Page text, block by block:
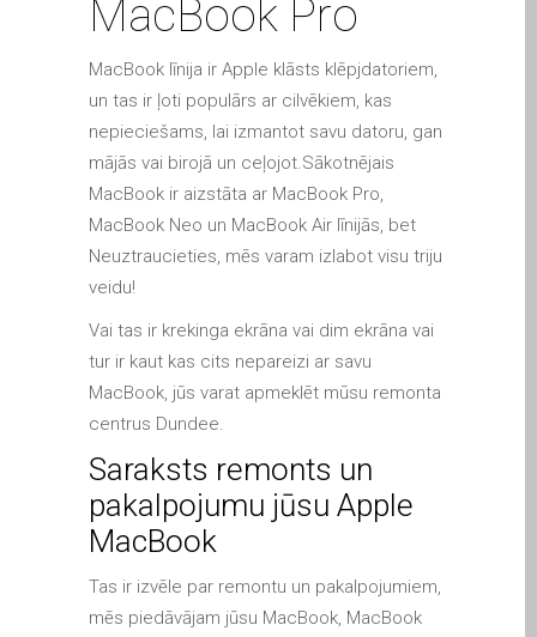
Apple iPod Repair Dundee
Apple Mac Mini Repairs
and Upgrades in Dundee
Apple Mac Pro Repair
Dundee – Mac Pro Server
– Upgrades
other repairs and
upgrades in Dundee-
Angus, Tayside and North
Dundee – Power Supplies
Battery Replacement for
Contact Us
Customer Testimonial
MacBook Pro
MacBook līnija ir Apple klāsts klēpjdatoriem,
un tas ir ļoti populārs ar cilvēkiem, kas
nepieciešams, lai izmantot savu datoru, gan
mājās vai birojā un ceļojot.Sākotnējais
MacBook ir aizstāta ar MacBook Pro,
MacBook Neo un MacBook Air līnijās, bet
Neuztraucieties, mēs varam izlabot visu triju
veidu!
Vai tas ir krekinga ekrāna vai dim ekrāna vai
tur ir kaut kas cits nepareizi ar savu
MacBook, jūs varat apmeklēt mūsu remonta
centrus Dundee.
Saraksts remonts un
pakalpojumu jūsu Apple
MacBook
Tas ir izvēle par remontu un pakalpojumiem,
mēs piedāvājam jūsu MacBook, MacBook